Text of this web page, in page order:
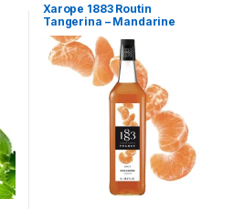
Xarope 1883 Routin
Tangerina – Mandarine
Tangerine 1000ml